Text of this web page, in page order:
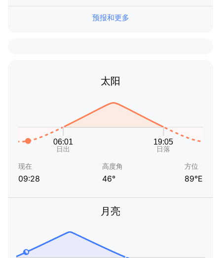
预报和更多
太阳
现在
09:28
高度角
46°
方位
89°E
月亮